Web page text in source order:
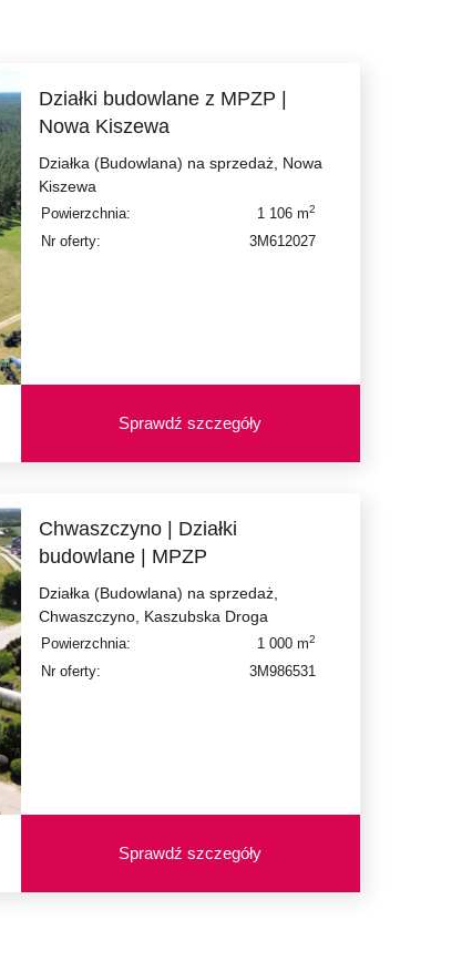
Działki budowlane z MPZP |
Nowa Kiszewa
Działka (Budowlana) na sprzedaż, Nowa
Kiszewa
Powierzchnia: 1 106 m2
Nr oferty: 3M612027
Sprawdź szczegóły
Chwaszczyno | Działki
budowlane | MPZP
Działka (Budowlana) na sprzedaż,
Chwaszczyno, Kaszubska Droga
Powierzchnia: 1 000 m2
Nr oferty: 3M986531
Sprawdź szczegóły